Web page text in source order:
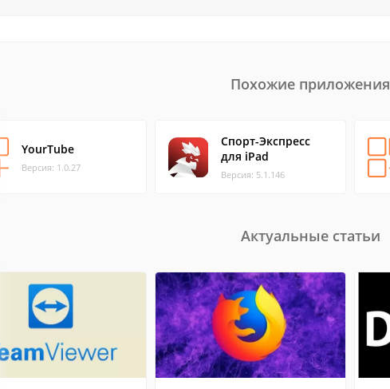
Похожие приложения
YourTube
Версия: 1.0.27
Спорт-Экспресс
для iPad
Версия: 5.1.146
Актуальные статьи